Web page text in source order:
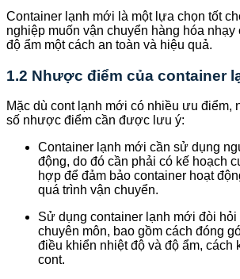
Container lạnh mới là một lựa chọn tốt
nghiệp muốn vận chuyển hàng hóa nhạy
độ ẩm một cách an toàn và hiệu quả.
1.2 Nhược điểm của container
Mặc dù cont lạnh mới có nhiều ưu điểm,
số nhược điểm cần được lưu ý:
Container lạnh mới cần sử dụng
động, do đó cần phải có kế hoạch
hợp để đảm bảo container hoạt
quá trình vận chuyển.
Sử dụng container lạnh mới đòi hỏi
chuyên môn, bao gồm cách đóng
điều khiển nhiệt độ và độ ẩm, cách
cont.